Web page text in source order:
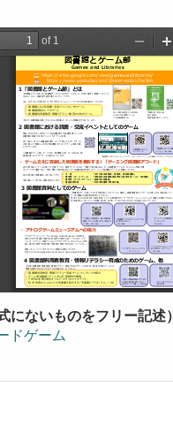
にないものをフリー記述）
ドゲーム